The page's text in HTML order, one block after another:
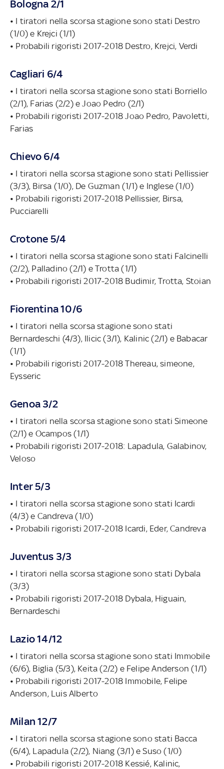
Bologna 2/1
• I tiratori nella scorsa stagione sono stati Destro
(1/0) e Krejci (1/1)
• Probabili rigoristi 2017-2018 Destro, Krejci, Verdi
Cagliari 6/4
• I tiratori nella scorsa stagione sono stati Borriello
(2/1), Farias (2/2) e Joao Pedro (2/1)
• Probabili rigoristi 2017-2018 Joao Pedro, Pavoletti,
Farias
Chievo 6/4
• I tiratori nella scorsa stagione sono stati Pellissier
(3/3), Birsa (1/0), De Guzman (1/1) e Inglese (1/0)
• Probabili rigoristi 2017-2018 Pellissier, Birsa,
Pucciarelli
Crotone 5/4
• I tiratori nella scorsa stagione sono stati Falcinelli
(2/2), Palladino (2/1) e Trotta (1/1)
• Probabili rigoristi 2017-2018 Budimir, Trotta, Stoian
Fiorentina 10/6
• I tiratori nella scorsa stagione sono stati
Bernardeschi (4/3), Ilicic (3/1), Kalinic (2/1) e Babacar
(1/1)
• Probabili rigoristi 2017-2018 Thereau, simeone,
Eysseric
Genoa 3/2
• I tiratori nella scorsa stagione sono stati Simeone
(2/1) e Ocampos (1/1)
• Probabili rigoristi 2017-2018: Lapadula, Galabinov,
Veloso
Inter 5/3
• I tiratori nella scorsa stagione sono stati Icardi
(4/3) e Candreva (1/0)
• Probabili rigoristi 2017-2018 Icardi, Eder, Candreva
Juventus 3/3
• I tiratori nella scorsa stagione sono stati Dybala
(3/3)
• Probabili rigoristi 2017-2018 Dybala, Higuain,
Bernardeschi
Lazio 14/12
• I tiratori nella scorsa stagione sono stati Immobile
(6/6), Biglia (5/3), Keita (2/2) e Felipe Anderson (1/1)
• Probabili rigoristi 2017-2018 Immobile, Felipe
Anderson, Luis Alberto
Milan 12/7
• I tiratori nella scorsa stagione sono stati Bacca
(6/4), Lapadula (2/2), Niang (3/1) e Suso (1/0)
• Probabili rigoristi 2017-2018 Kessié, Kalinic,